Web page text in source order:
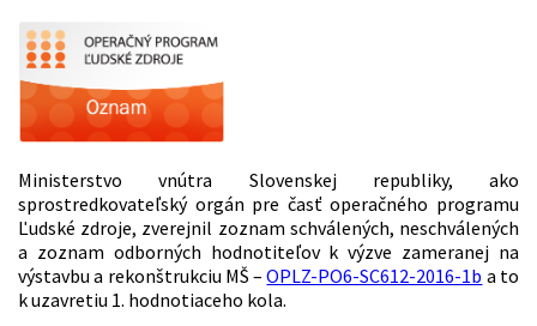
Ministerstvo vnútra Slovenskej republiky, ako
sprostredkovateľský orgán pre časť operačného programu
Ľudské zdroje, zverejnil zoznam schválených, neschválených
a zoznam odborných hodnotiteľov k výzve zameranej na
výstavbu a rekonštrukciu MŠ –OPLZ-PO6-SC612-2016-1b a to
k uzavretiu 1. hodnotiaceho kola.